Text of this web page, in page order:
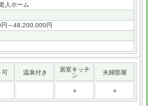
人ホーム
～48,200,000円
可 温泉付き
居室キッチ
ン
夫婦部屋
○ ○